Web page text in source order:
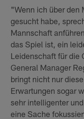
"Wenn ich über den
gesucht habe,
Mannschaft
das Spiel ist, ein
Leidenschaft für die
General Manager
bringt nicht nur
Erwartungen sogar
sehr intelligenter
eine Sache